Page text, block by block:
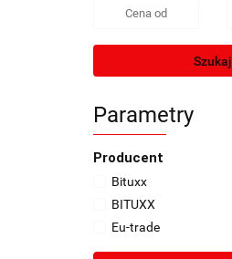
Szukaj
Parametry
Producent
Bituxx
BITUXX
Eu-trade